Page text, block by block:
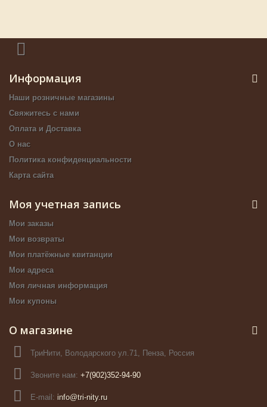
Информация
Наши розничные магазины
Свяжитесь с нами
Оплата и Доставка
О нас
Политика конфиденциальности
Карта сайта
Моя учетная запись
Мои заказы
Мои возвраты
Мои платёжные квитанции
Мои адреса
Моя личная информация
Мои купоны
О магазине
ТриНити, Володарского ул.71, Пенза, Россия
Звоните нам: +7(902)352-94-90
E-mail: info@tri-nity.ru